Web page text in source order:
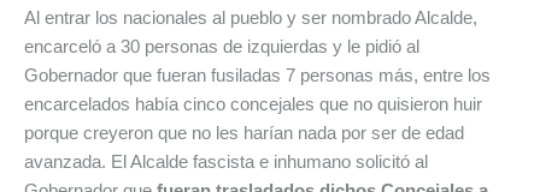
Al entrar los nacionales al pueblo y ser nombrado Alcalde,
encarceló a 30 personas de izquierdas y le pidió al
Gobernador que fueran fusiladas 7 personas más, entre los
encarcelados había cinco concejales que no quisieron huir
porque creyeron que no les harían nada por ser de edad
avanzada. El Alcalde fascista e inhumano solicitó al